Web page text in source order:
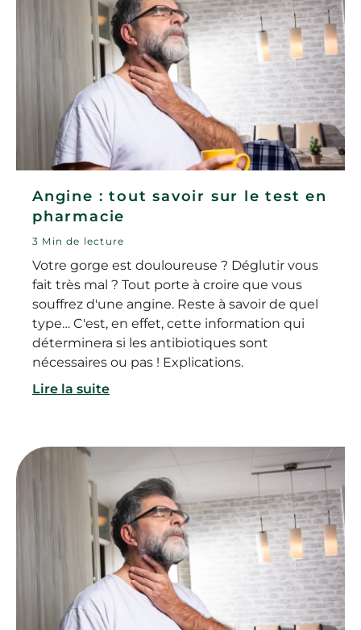
Angine : tout savoir sur le test en
pharmacie
3 Min de lecture
Votre gorge est douloureuse ? Déglutir vous
fait très mal ? Tout porte à croire que vous
souffrez d'une angine. Reste à savoir de quel
type… C'est, en effet, cette information qui
déterminera si les antibiotiques sont
nécessaires ou pas ! Explications.
Lire la suite